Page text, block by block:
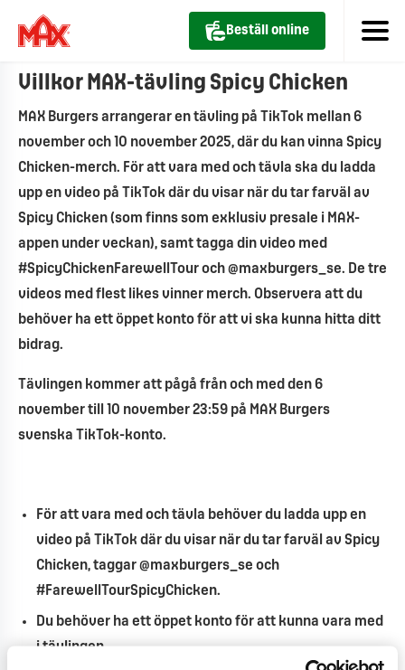
Beställ online
Villkor MAX-tävling Spicy Chicken
MAX Burgers arrangerar en tävling på TikTok mellan 6
november och 10 november 2025, där du kan vinna Spicy
Chicken-merch. För att vara med och tävla ska du ladda
upp en video på TikTok där du visar när du tar farväl av
Spicy Chicken (som finns som exklusiv presale i MAX-
appen under veckan), samt tagga din video med
#SpicyChickenFarewellTour och @maxburgers_se. De tre
videos med flest likes vinner merch. Observera att du
behöver ha ett öppet konto för att vi ska kunna hitta ditt
bidrag.
Tävlingen kommer att pågå från och med den 6
november till 10 november 23:59 på MAX Burgers
svenska TikTok-konto.
För att vara med och tävla behöver du ladda upp en
video på TikTok där du visar när du tar farväl av Spicy
Chicken, taggar @maxburgers_se och
#FarewellTourSpicyChicken.
Du behöver ha ett öppet konto för att kunna vara med
i tävlingen.